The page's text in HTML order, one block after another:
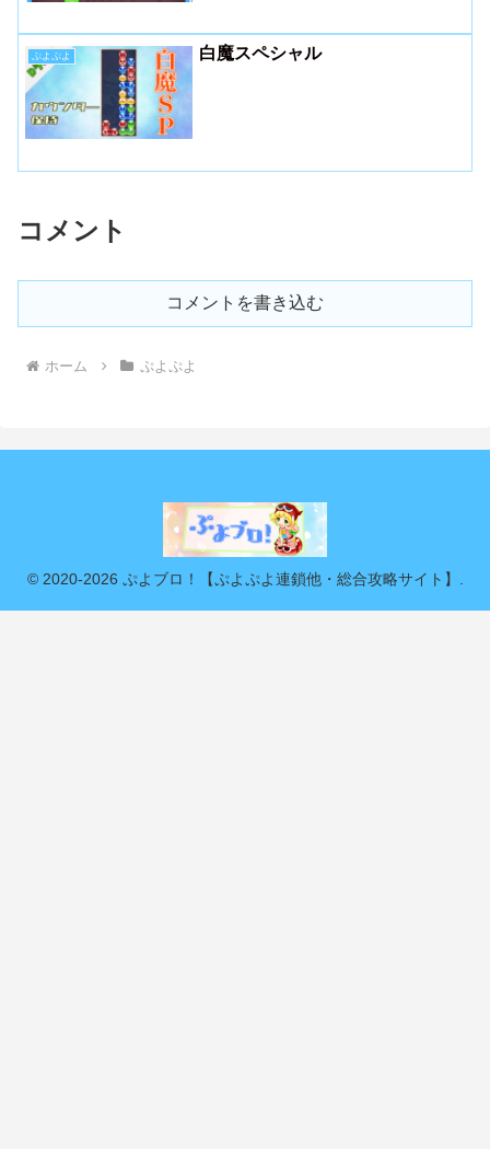
ぷよぷよ 白魔スペシャル
コメント
コメントを書き込む
ホーム ぷよぷよ
© 2020-2026 ぷよブロ！【ぷよぷよ連鎖他・総合攻略サイト】.